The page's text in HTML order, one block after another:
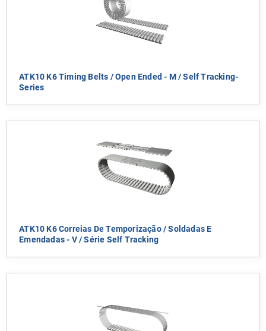
ATK10 K6 Timing Belts / Open Ended - M / Self Tracking-
Series
ATK10 K6 Correias De Temporização / Soldadas E
Emendadas - V / Série Self Tracking